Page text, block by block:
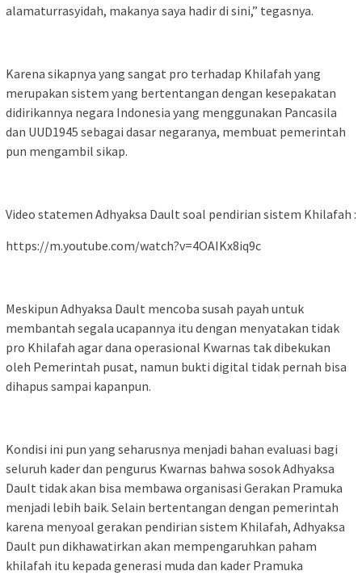
alamaturrasyidah, makanya saya hadir di sini,” tegasnya.
Karena sikapnya yang sangat pro terhadap Khilafah yang
merupakan sistem yang bertentangan dengan kesepakatan
didirikannya negara Indonesia yang menggunakan Pancasila
dan UUD1945 sebagai dasar negaranya, membuat pemerintah
pun mengambil sikap.
Video statemen Adhyaksa Dault soal pendirian sistem Khilafah :
https://m.youtube.com/watch?v=4OAIKx8iq9c
Meskipun Adhyaksa Dault mencoba susah payah untuk
membantah segala ucapannya itu dengan menyatakan tidak
pro Khilafah agar dana operasional Kwarnas tak dibekukan
oleh Pemerintah pusat, namun bukti digital tidak pernah bisa
dihapus sampai kapanpun.
Kondisi ini pun yang seharusnya menjadi bahan evaluasi bagi
seluruh kader dan pengurus Kwarnas bahwa sosok Adhyaksa
Dault tidak akan bisa membawa organisasi Gerakan Pramuka
menjadi lebih baik. Selain bertentangan dengan pemerintah
karena menyoal gerakan pendirian sistem Khilafah, Adhyaksa
Dault pun dikhawatirkan akan mempengaruhkan paham
khilafah itu kepada generasi muda dan kader Pramuka